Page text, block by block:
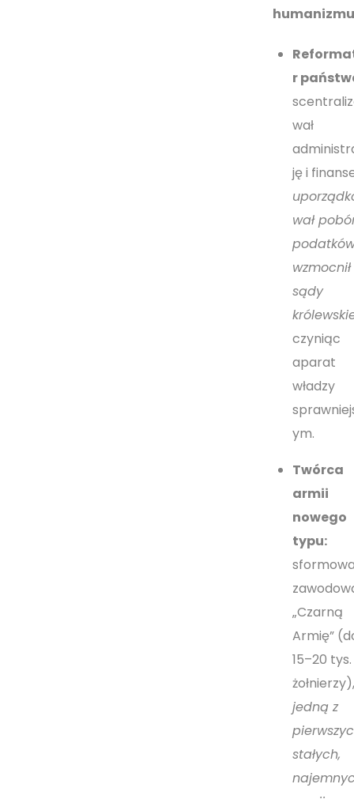
r
wał
ję i
wał
wzmocnił
sądy
czyniąc
aparat
władzy
ym.
Twórca
armii
nowego
typu:
„Czarną
Armię”
15–20 tys.
jedną z
stałych,